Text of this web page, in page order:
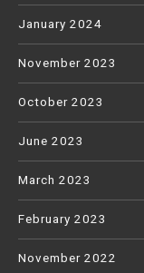
January 2024
November 2023
October 2023
June 2023
March 2023
February 2023
November 2022